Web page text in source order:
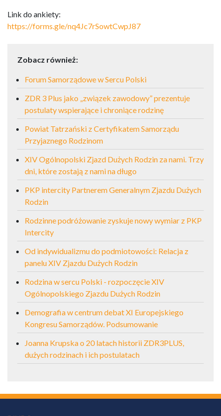
Link do ankiety:
https://forms.gle/nq4Jc7rSowtCwpJ87
Zobacz również:
Forum Samorządowe w Sercu Polski
ZDR 3 Plus jako „związek zawodowy” prezentuje
postulaty wspierające i chroniące rodzinę
Powiat Tatrzański z Certyfikatem Samorządu
Przyjaznego Rodzinom
XIV Ogólnopolski Zjazd Dużych Rodzin za nami. Trzy
dni, które zostają z nami na długo
PKP intercity Partnerem Generalnym Zjazdu Dużych
Rodzin
Rodzinne podróżowanie zyskuje nowy wymiar z PKP
Intercity
Od indywidualizmu do podmiotowości: Relacja z
panelu XIV Zjazdu Dużych Rodzin
Rodzina w sercu Polski - rozpoczęcie XIV
Ogólnopolskiego Zjazdu Dużych Rodzin
Demografia w centrum debat XI Europejskiego
Kongresu Samorządów. Podsumowanie
Joanna Krupska o 20 latach historii ZDR3PLUS,
dużych rodzinach i ich postulatach